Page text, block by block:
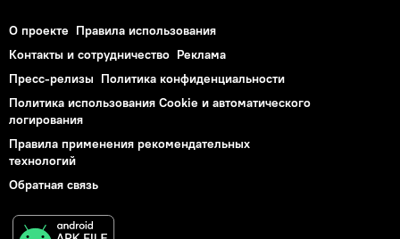
О проекте Правила использования
Контакты и сотрудничество Реклама
Пресс-релизы Политика конфиденциальности
Политика использования Cookie и автоматического
логирования
Правила применения рекомендательных
технологий
Обратная связь